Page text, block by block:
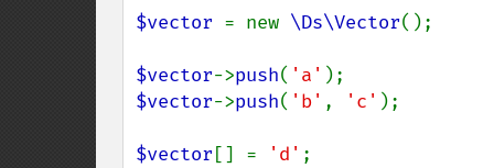
$vector = new \Ds\Vector();
$vector->push( 'a'
$vector->push( 'b' , 'c' );
$vector [] = 'd' ;